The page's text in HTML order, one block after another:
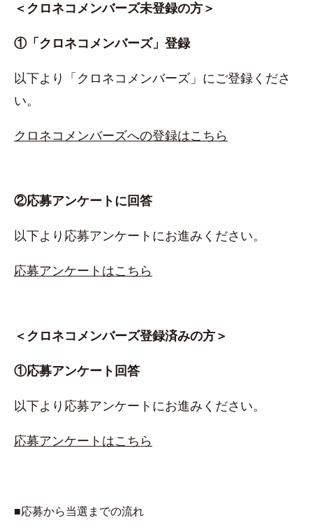
＜クロネコメンバーズ未登録の方＞
①「クロネコメンバーズ」登録
以下より「クロネコメンバーズ」にご登録くださ
い。
クロネコメンバーズへの登録はこちら
②応募アンケートに回答
以下より応募アンケートにお進みください。
応募アンケートはこちら
＜クロネコメンバーズ登録済みの方＞
①応募アンケート回答
以下より応募アンケートにお進みください。
応募アンケートはこちら
■応募から当選までの流れ